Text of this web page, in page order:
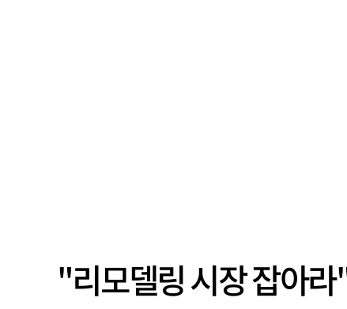
"리모델링 시장 잡아